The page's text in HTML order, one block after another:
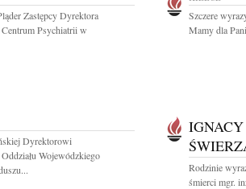
Zastępcy Dyrektora
Psychiatrii w
Szczere
Mamy dla
Dyrektorowi
Wojewódzkiego
Rodzinie
śmierci mgr.